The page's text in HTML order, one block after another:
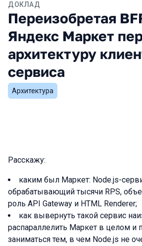
ДОКЛАД
Переизобретая
Яндекс Маркет
архитектуру
сервиса
Архитектура
Расскажу:
каким был Маркет: Node.js-
обрабатывающий тысячи RPS,
роль API Gateway и HTML Renderer;
как вывернуть такой сервис
распараллелить Маркет в целом и
заниматься тем, в чем Node.js не